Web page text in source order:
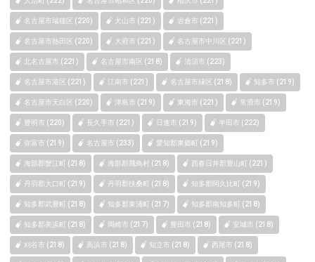
名古屋市瑞穂区 (220) 犬山市 (221) 岩倉市 (221)
名古屋市熱田区 (220) 大府市 (221) 名古屋市中川区 (221)
北名古屋市 (221) 名古屋市南区 (218) 清須市 (223)
名古屋市港区 (221) 江南市 (221) 名古屋市緑区 (218) 知多市 (219)
名古屋市天白区 (220) 津島市 (219) 東海市 (221) 常滑市 (219)
豊明市 (220) 長久手市 (221) 日進市 (219) 半田市 (222)
弥富市 (219) 名古屋市 (233) 愛知郡東郷町 (219)
海部郡蟹江町 (218) 海部郡飛鳥村 (218) 西春日井郡豊山町 (221)
丹羽郡大口町 (219) 丹羽郡扶桑町 (218) 知多郡阿久比町 (219)
知多郡武豊町 (218) 知多郡東浦町 (217) 知多郡南知多町 (218)
知多郡美浜町 (218) 岡崎市 (217) 豊田市 (218) 安城市 (218)
刈谷市 (218) 高浜市 (218) 知立市 (218) 西尾市 (218)